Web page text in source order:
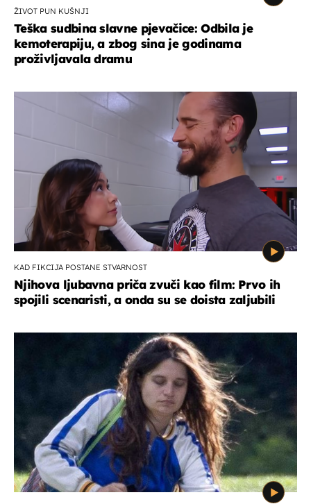
ŽIVOT PUN KUŠNJI
Teška sudbina slavne pjevačice: Odbila je
kemoterapiju, a zbog sina je godinama
proživljavala dramu
KAD FIKCIJA POSTANE STVARNOST
Njihova ljubavna priča zvuči kao film: Prvo ih
spojili scenaristi, a onda su se doista zaljubili